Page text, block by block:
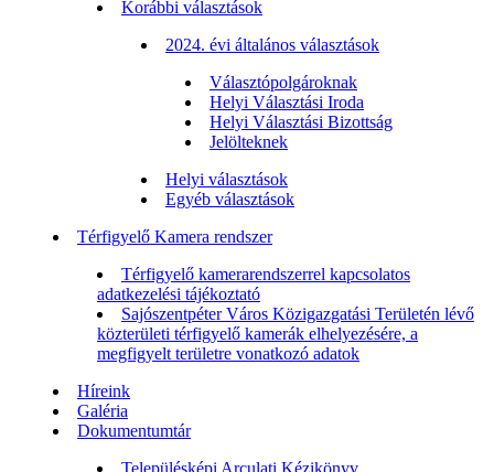
Korábbi választások
2024. évi általános választások
Választópolgároknak
Helyi Választási Iroda
Helyi Választási Bizottság
Jelölteknek
Helyi választások
Egyéb választások
Térfigyelő Kamera rendszer
Térfigyelő kamerarendszerrel kapcsolatos
adatkezelési tájékoztató
Sajószentpéter Város Közigazgatási Területén lévő
közterületi térfigyelő kamerák elhelyezésére, a
megfigyelt területre vonatkozó adatok
Híreink
Galéria
Dokumentumtár
Településképi Arculati Kézikönyv